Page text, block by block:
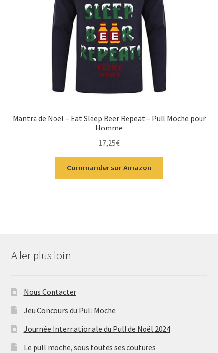
Mantra de Noël – Eat Sleep Beer Repeat – Pull Moche pour
Homme
17,25€
Commander sur Amazon
Aller plus loin
Nous Contacter
Jeu Concours du Pull Moche
Journée Internationale du Pull de Noël 2024
Le pull moche, sous toutes ses coutures